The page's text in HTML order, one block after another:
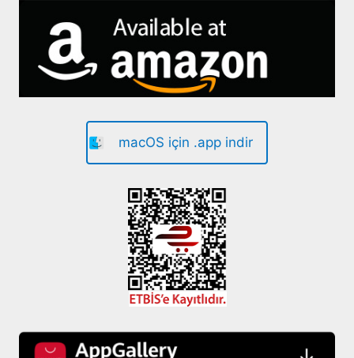
macOS için .app indir